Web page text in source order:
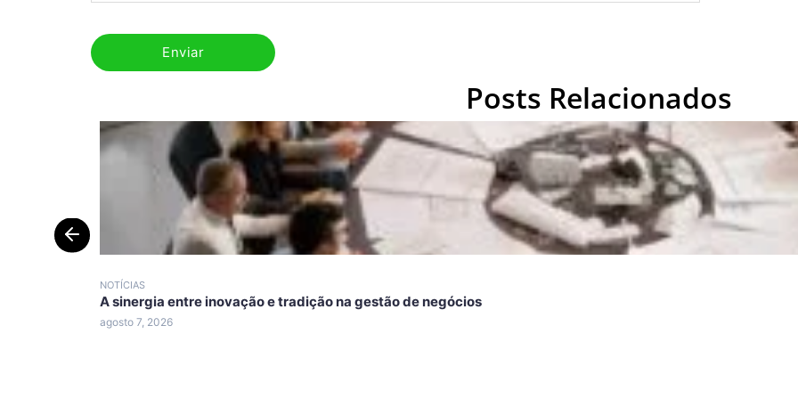
Posts Relacionados
NOTÍCIAS
A sinergia entre inovação e tradição na gestão de negócios
agosto 7, 2026